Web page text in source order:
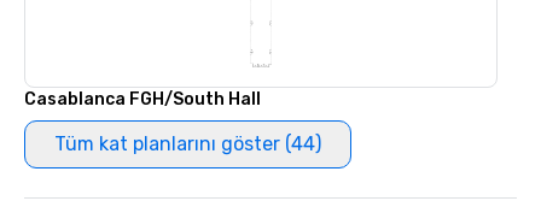
Casablanca FGH/South Hall
Tüm kat planlarını göster (44)